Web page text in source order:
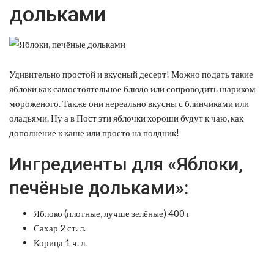
дольками
Удивительно простой и вкусный десерт! Можно подать такие
яблоки как самостоятельное блюдо или сопроводить шариком
мороженого. Также они нереально вкусны с блинчиками или
оладьями. Ну а в Пост эти яблочки хороши будут к чаю, как
дополнение к каше или просто на полдник!
Ингредиенты для «Яблоки,
печёные дольками»:
Яблоко (плотные, лучше зелёные) 400 г
Сахар 2 ст. л.
Корица 1 ч. л.